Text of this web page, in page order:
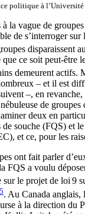
politique à
la vague de
de s’interroger sur
disparaissent
ce soit peut-être
demeurent actifs.
– et il est
–, en
de groupes
deux en
de souche (FQS) et
et ce, pour les
ont fait parler
FQS a voulu
sur le projet de loi 9
5. Au Canada
à la direction du